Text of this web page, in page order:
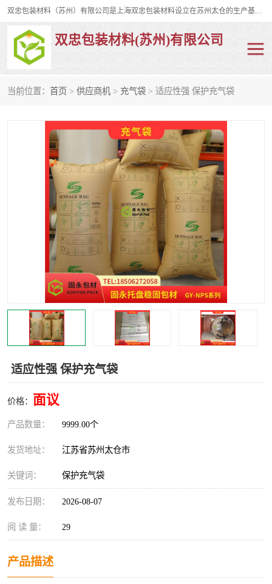
双忠包装材料（苏州）有限公司是上海双忠包装材料设立在苏州太仓的生产基地，占地约2万平米，产品主要有打孔缠绕膜，拉伸蜂窝纸，集装箱充气袋，滑托板，打包带，裹包网兜，防滑纸等箱体和托盘的运输和保护性包材。固永包材®，GooYon Pack®，是我们保护性包装材料的专属品牌。
双忠包装材料(苏州)有限公司
当前位置： 首页 > 供应商机 > 充气袋 > 适应性强 保护充气袋
适应性强 保护充气袋
价格： 面议
产品数量： 9999.00个
发货地址： 江苏省苏州太仓市
关键词： 保护充气袋
发布日期： 2026-08-07
阅 读 量： 29
产品描述
裹包网兜 纤维打包带
充气袋
缠绕膜
托盘裹包网兜
托盘捆绑带